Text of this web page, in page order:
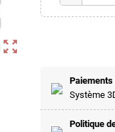
zoom_out_map
Système
Politique